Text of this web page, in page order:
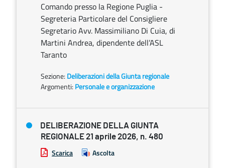
Comando presso la Regione Puglia -
Segreteria Particolare del Consigliere
Segretario Avv. Massimiliano Di Cuia, di
Martini Andrea, dipendente dell’ASL
Taranto
Sezione: Deliberazioni della Giunta regionale
Argomenti: Personale e organizzazione
DELIBERAZIONE DELLA GIUNTA
REGIONALE 21 aprile 2026, n. 480
Scarica Ascolta